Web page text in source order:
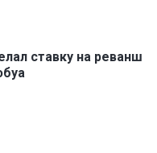
ставку на реванш